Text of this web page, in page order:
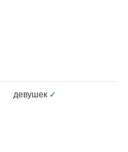
девушек ✓